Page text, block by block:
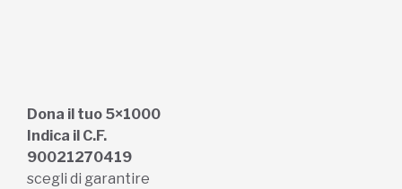
Dona il tuo 5×1000
Indica il C.F.
90021270419
scegli di garantire